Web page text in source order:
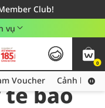
Club!
từ 249,000Đ
vực TP. Hồ Chí Minh
vụ
0
Voucher Voucher Cảnh báo
tế bào